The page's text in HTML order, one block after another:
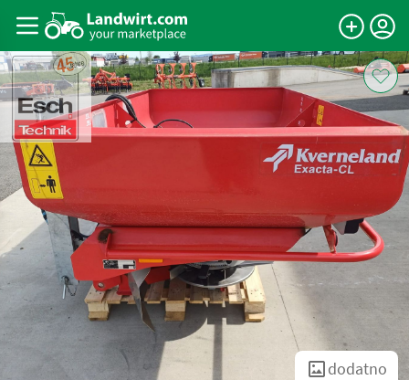
dodatno